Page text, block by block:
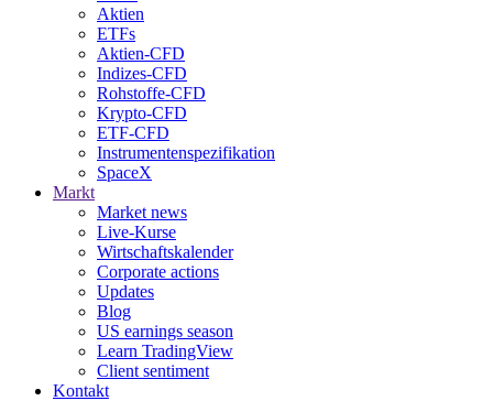
Aktien
ETFs
Aktien-CFD
Indizes-CFD
Rohstoffe-CFD
Krypto-CFD
ETF-CFD
Instrumentenspezifikation
SpaceX
Markt
Market news
Live-Kurse
Wirtschaftskalender
Corporate actions
Updates
Blog
US earnings season
Learn TradingView
Client sentiment
Kontakt